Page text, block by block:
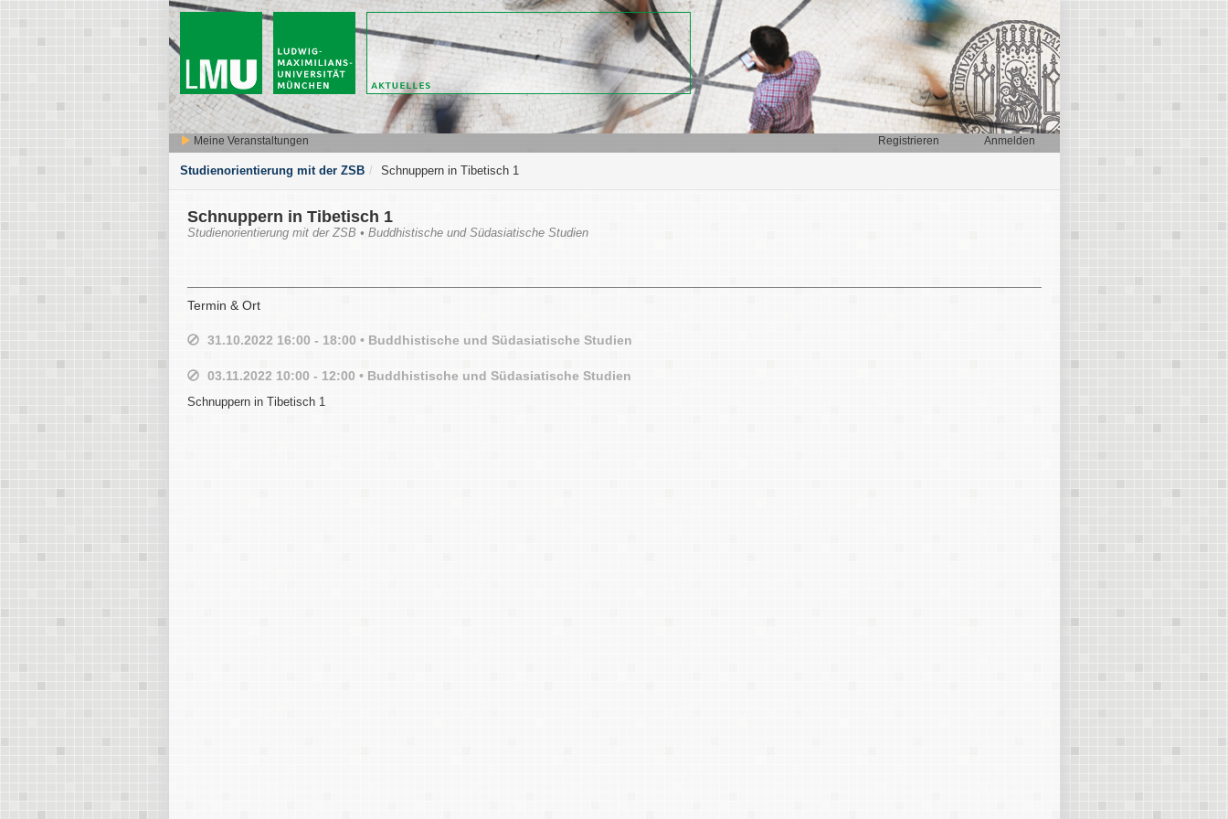
Meine Veranstaltungen Anmelden
Registrieren
Studienorientierung mit der ZSB Schnuppern in Tibetisch 1
Schnuppern in Tibetisch 1
Studienorientierung mit der ZSB • Buddhistische und Südasiatische Studien
Termin & Ort
31.10.2022 16:00 - 18:00 • Buddhistische und Südasiatische Studien
03.11.2022 10:00 - 12:00 • Buddhistische und Südasiatische Studien
Schnuppern in Tibetisch 1